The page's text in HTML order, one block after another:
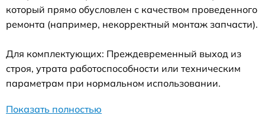
который прямо обусловлен с качеством проведенного
ремонта (например, некорректный монтаж запчасти).
Для комплектующих: Преждевременный выход из
строя, утрата работоспособности или техническим
параметрам при нормальном использовании.
Показать полностью